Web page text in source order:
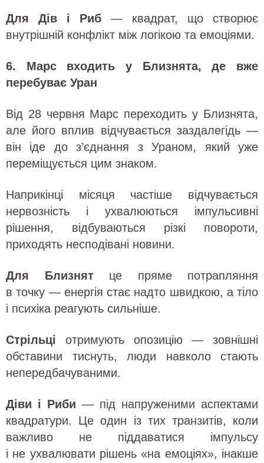
Для Дів і Риб — квадрат, що створює
внутрішній конфлікт між логікою та емоціями.
6. Марс входить у Близнята, де вже
перебуває Уран
Від 28 червня Марс переходить у Близнята,
але його вплив відчувається заздалегідь —
він іде до з’єднання з Ураном, який уже
переміщується цим знаком.
Наприкінці місяця частіше відчувається
нервозність і ухвалюються імпульсивні
рішення, відбуваються різкі повороти,
приходять несподівані новини.
Для Близнятце пряме потрапляння
в точку — енергія стає надто швидкою, а тіло
і психіка реагують сильніше.
Стрільці отримують опозицію — зовнішні
обставини тиснуть, люди навколо стають
непередбачуваними.
Діви і Риби — під напруженими аспектами
квадратури. Це один із тих транзитів, коли
важливо не піддаватися імпульсу
і не ухвалювати рішень «на емоціях», інакше